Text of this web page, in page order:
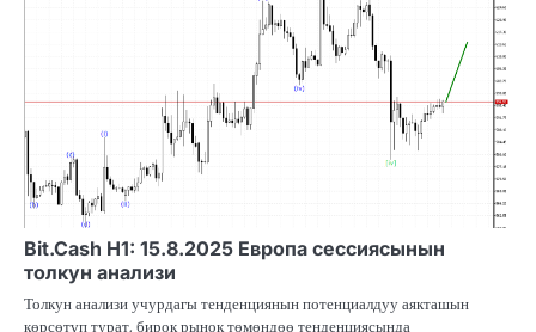
Bit.Cash H1: 15.8.2025 Европа сессиясынын
толкун анализи
Толкун анализи учурдагы тенденциянын потенциалдуу аякташын
көрсөтүп турат, бирок рынок төмөндөө тенденциясында